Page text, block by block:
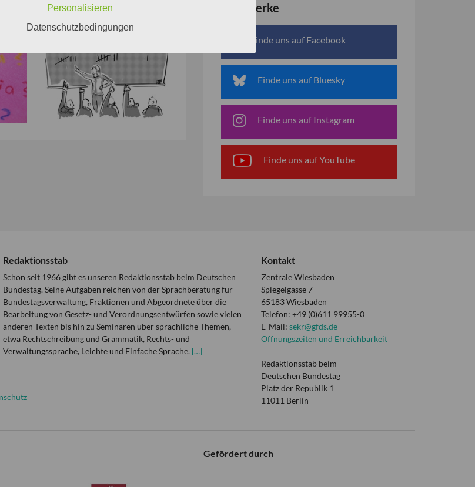
Netzwerke
Finde uns auf Facebook
Finde uns auf Bluesky
Finde uns auf Instagram
Finde uns auf YouTube
Redaktionsstab
Schon seit 1966 gibt es unseren Redaktionsstab beim Deutschen
Bundestag. Seine Aufgaben reichen von der Sprachberatung für
Bundestagsverwaltung, Fraktionen und Abgeordnete über die
Bearbeitung von Gesetz- und Verordnungsentwürfen sowie vielen
anderen Texten bis hin zu Seminaren über sprachliche Themen,
etwa Rechtschreibung und Grammatik, Rechts- und
Verwaltungssprache, Leichte und Einfache Sprache. […]
Kontakt
Zentrale Wiesbaden
Spiegelgasse 7
65183 Wiesbaden
Telefon: +49 (0)611 99955-0
E-Mail: sekr@gfds.de
Öffnungszeiten und Erreichbarkeit
Redaktionsstab beim
Deutschen Bundestag
Platz der Republik 1
11011 Berlin
Gefördert durch
Personalisieren
Datenschutzbedingungen